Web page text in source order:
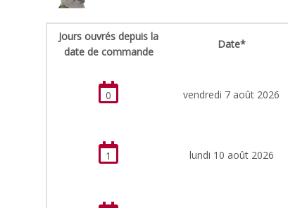
Jours ouvrés depuis la
date de commande
Date*
0 vendredi 7 août 2026
1 lundi 10 août 2026